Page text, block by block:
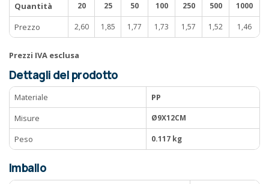
Quantità
20 25 50 100 250 500 1000
Prezzo 2,60 1,85 1,77 1,73 1,57 1,52 1,46
Prezzi IVA esclusa
Dettagli del prodotto
Materiale
PP
Misure
Ø9X12CM
Peso 0.117 kg
Imballo